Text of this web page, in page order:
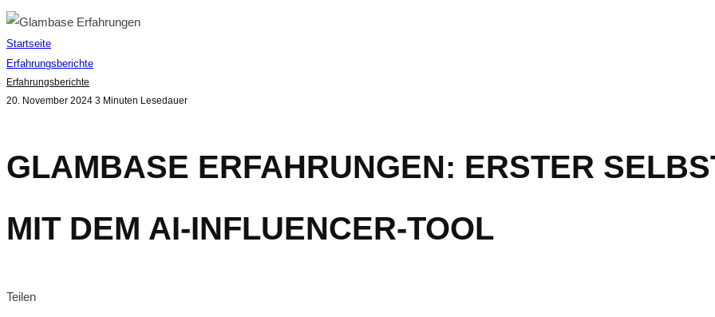
Startseite
Erfahrungsberichte
Erfahrungsberichte
20. November 2024 3 Minuten Lesedauer
GLAMBASE ERFAHRUNGEN: ERSTER
MIT DEM AI-INFLUENCER-TOOL
Teilen